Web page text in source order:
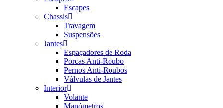
Escapes
Chassis
Travagem
Suspensões
Jantes
Espaçadores de Roda
Porcas Anti-Roubo
Pernos Anti-Roubos
Válvulas de Jantes
Interior
Volante
Manómetros